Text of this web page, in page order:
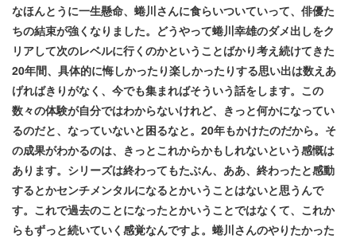
なほんとうに一生懸命、蜷川さんに食らいついていって、俳優た
ちの結束が強くなりました。どうやって蜷川幸雄のダメ出しをク
リアして次のレベルに行くのかということばかり考え続けてきた
20年間、具体的に悔しかったり楽しかったりする思い出は数えあ
げればきりがなく、今でも集まればそういう話をします。この
数々の体験が自分ではわからないけれど、きっと何かになってい
るのだと、なっていないと困るなと。20年もかけたのだから。そ
の成果がわかるのは、きっとこれからかもしれないという感慨は
あります。シリーズは終わってもたぶん、ああ、終わったと感動
するとかセンチメンタルになるとかいうことはないと思うんで
す。これで過去のことになったとかいうことではなくて、これか
らもずっと続いていく感覚なんですよ。蜷川さんのやりたかった